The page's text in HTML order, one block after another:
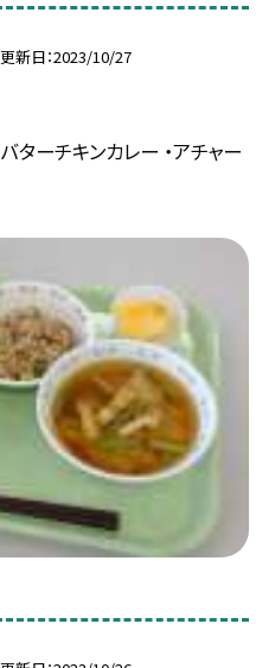
更新日 2023/10/27
ターチキンカレー ・アチャー